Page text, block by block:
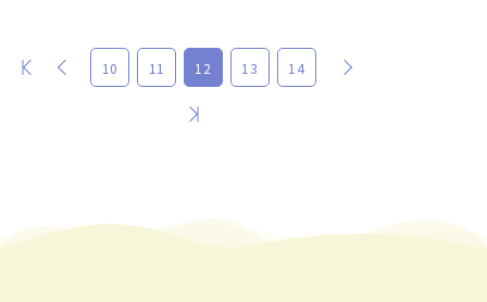
最初 前 10 11 12 13 14
最後